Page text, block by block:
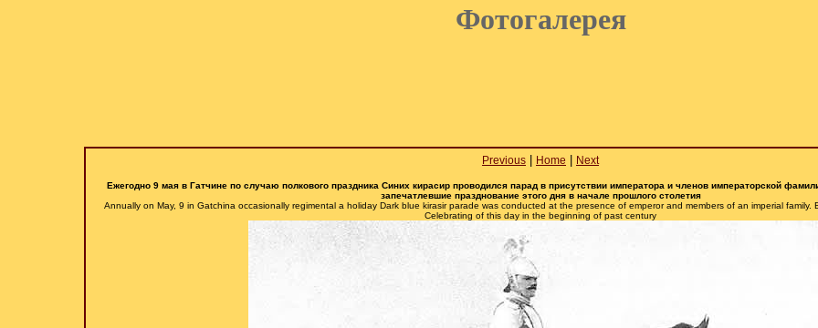
Фотогалерея
Previous Home Next
Ежегодно 9 мая в Гатчине по случаю полкового праздника Синих кирасир проводился парад в присутствии императора и членов императорской
запечатлевшие празднование этого дня в начале прошлого столетия
Annually on May, 9 in Gatchina occasionally regimental a holiday Dark blue kirasir parade was conducted at the presence of emperor and members of an imperial family.
Celebrating of this day in the beginning of past century